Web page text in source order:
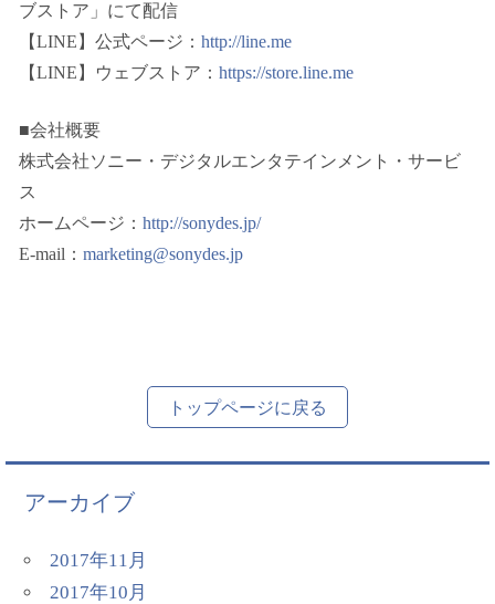
ブストア」にて配信
【LINE】公式ページ： http://line.me
【LINE】ウェブストア： https://store.line.me
■会社概要
株式会社ソニー・デジタルエンタテインメント・サービ
ス
ホームページ： http://sonydes.jp/
E-mail： marketing@sonydes.jp
トップページに戻る
アーカイブ
2017年11月
2017年10月